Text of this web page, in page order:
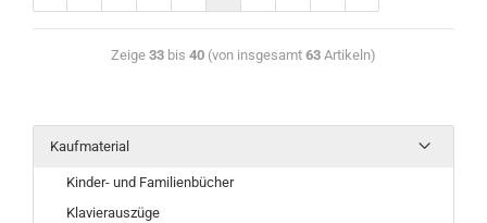
Zeige 33 bis 40 (von insgesamt 63 Artikeln)
Kaufmaterial
Kinder- und Familienbücher
Klavierauszüge